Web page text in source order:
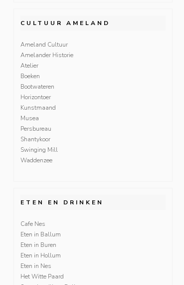
CULTUUR AMELAND
Ameland Cultuur
Amelander Historie
Atelier
Boeken
Bootwateren
Horizontoer
Kunstmaand
Musea
Persbureau
Shantykoor
Swinging Mill
Waddenzee
ETEN EN DRINKEN
Cafe Nes
Eten in Ballum
Eten in Buren
Eten in Hollum
Eten in Nes
Het Witte Paard